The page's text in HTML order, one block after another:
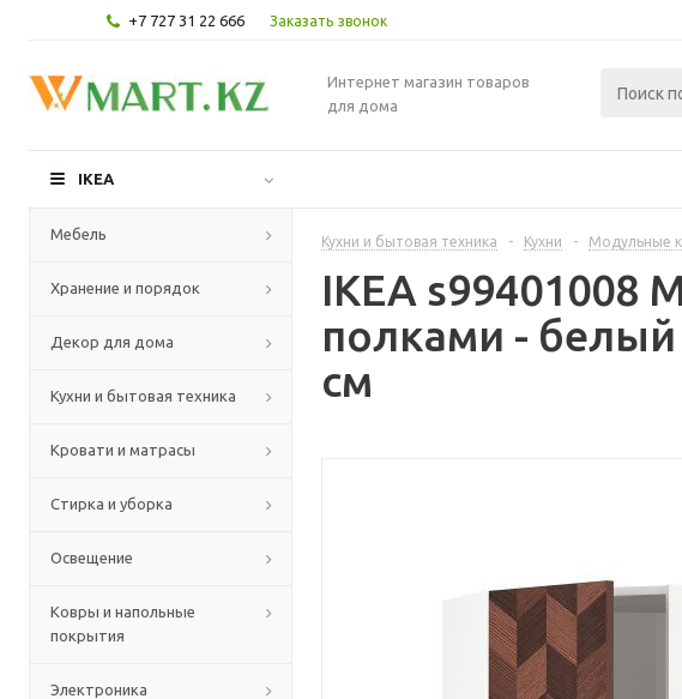
+7 727 31 22 666 Заказать звонок
Интернет магазин товаров
для дома
IKEA
Мебель
Хранение и порядок
Декор для дома
Кухни и бытовая техника
Кровати и матрасы
Стирка и уборка
Освещение
Ковры и напольные
покрытия
Электроника
Кухни и бытовая техника - Кухни - Модульные
IKEA s99401008
полками -
см